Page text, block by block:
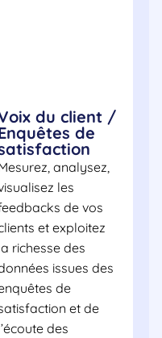
du client /
de
analysez,
les
de vos
et exploitez
richesse des
issues des
de
et de
des